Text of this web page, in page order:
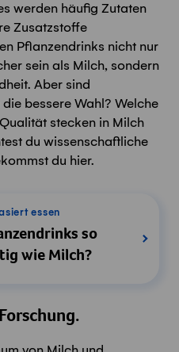
werden häufig Zutaten
Zusatzstoffe
Pflanzendrinks nicht nur
sein als Milch, sondern
. Aber sind
die bessere Wahl ? Welche
stecken in Milch
du wissenschaftliche
du hier.
essen
so
wie Milch?